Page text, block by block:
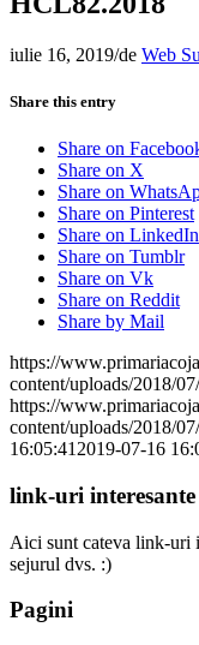
iulie 16, 2019/de Web
Share this entry
Share on
Share on X
Share on
Share on Pinterest
Share on LinkedIn
Share on Tumblr
Share on Vk
Share on Reddit
Share by Mail
https://
content/uploads/2018/
https://
content/uploads/2018/
16:05:41 2019-07-16
link-uri interesante
Aici sunt cateva link-uri
sejurul dvs. :)
Pagini